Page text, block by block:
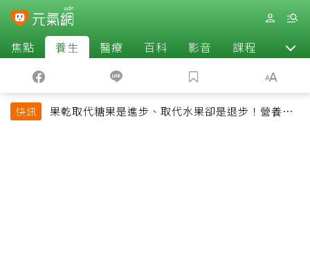
焦點 養生 醫療 百科 影音 課程 退休
快訊
果乾取代糖果是進步、取代水果卻是退步！營養師